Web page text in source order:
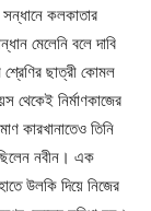
সন্ধানে কলকাতার
মেলেনি বলে দাবি
শ্রেণির ছাত্রী কোমল
থেকেই নির্মাণকাজের
কারখানাতেও তিনি
নবীন। এক
উলকি দিয়ে নিজের